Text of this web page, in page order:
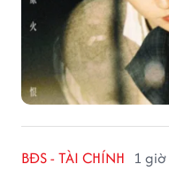
BĐS - TÀI CHÍNH 1